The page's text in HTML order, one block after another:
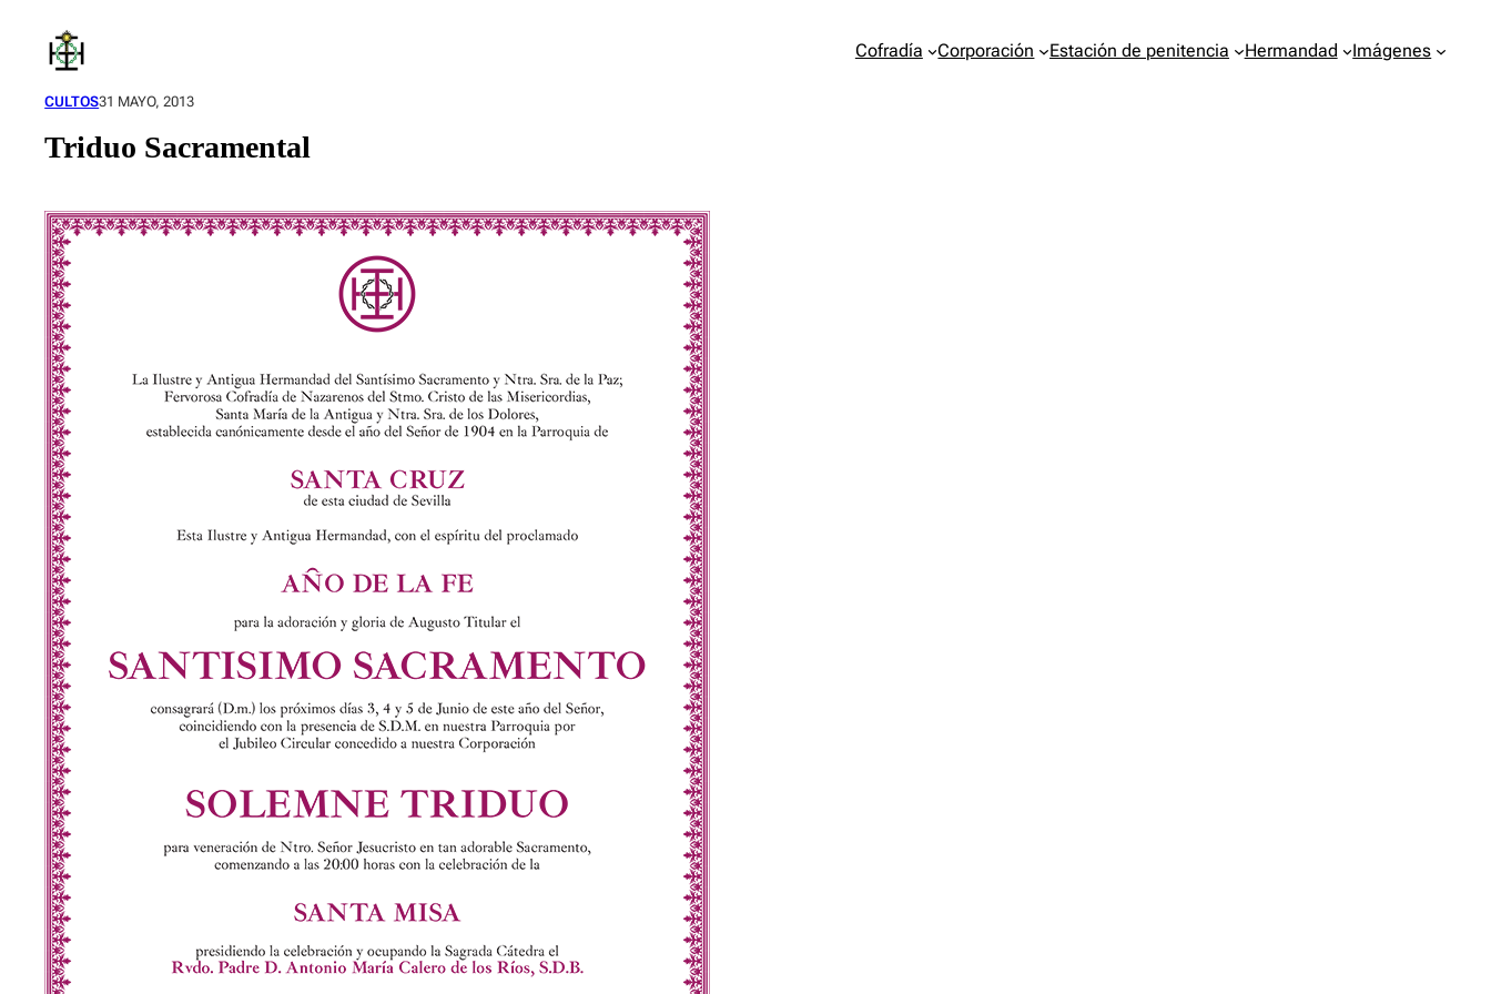
contenido
Cofradía Corporación Estación de penitencia Hermandad Imágenes
CULTOS31 MAYO, 2013
Triduo Sacramental